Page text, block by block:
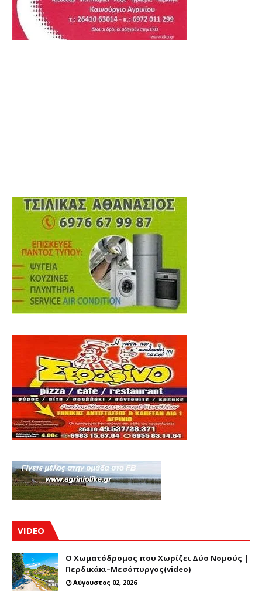
VIDEO
Ο Χωματόδρομος που Χωρίζει Δύο Νομούς |
Περδικάκι–Μεσόπυργος(video)
Αύγουστος 02, 2026